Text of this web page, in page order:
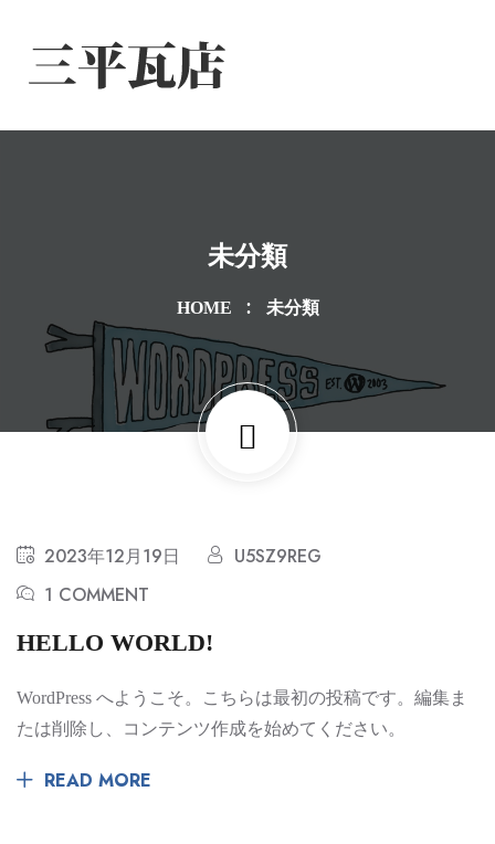
未分類
HOME 未分類
2023年12月19日
U5SZ9REG
1 COMMENT
HELLO WORLD!
WordPress へようこそ。こちらは最初の投稿です。編集ま
たは削除し、コンテンツ作成を始めてください。
READ MORE